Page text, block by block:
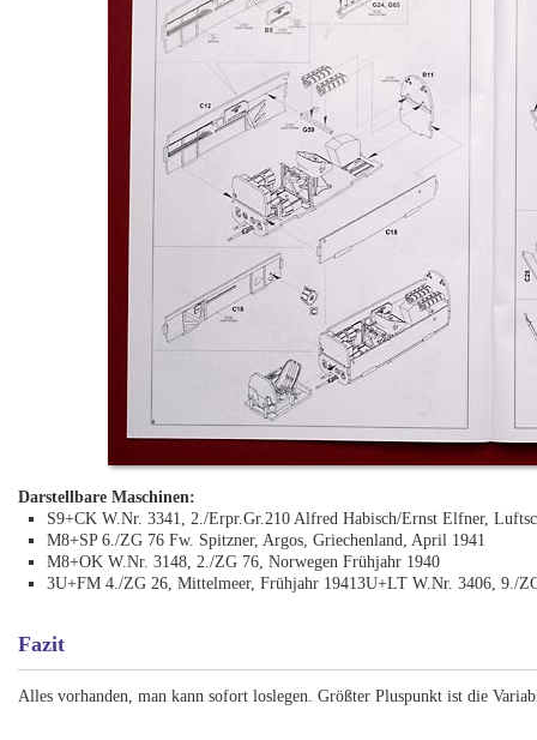
Darstellbare Maschinen:
S9+CK W.Nr. 3341, 2./Erpr.Gr.210 Alfred Habisch/Ernst Elfner,
M8+SP 6./ZG 76 Fw. Spitzner, Argos, Griechenland, April 1941
M8+OK W.Nr. 3148, 2./ZG 76, Norwegen Frühjahr 1940
3U+FM 4./ZG 26, Mittelmeer, Frühjahr 19413U+LT W.Nr. 3406, 9./
Fazit
Alles vorhanden, man kann sofort loslegen. Größter Pluspunkt ist die